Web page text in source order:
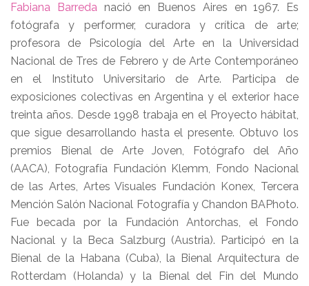
Fabiana Barredanació en Buenos Aires en 1967. Es
fotógrafa y performer, curadora y crítica de arte;
profesora de Psicología del Arte en la Universidad
Nacional de Tres de Febrero y de Arte Contemporáneo
en el Instituto Universitario de Arte. Participa de
exposiciones colectivas en Argentina y el exterior hace
treinta años. Desde 1998 trabaja en el Proyecto hábitat,
que sigue desarrollando hasta el presente. Obtuvo los
premios Bienal de Arte Joven, Fotógrafo del Año
(AACA), Fotografía Fundación Klemm, Fondo Nacional
de las Artes, Artes Visuales Fundación Konex, Tercera
Mención Salón Nacional Fotografía y Chandon BAPhoto.
Fue becada por la Fundación Antorchas, el Fondo
Nacional y la Beca Salzburg (Austria). Participó en la
Bienal de la Habana (Cuba), la Bienal Arquitectura de
Rotterdam (Holanda) y la Bienal del Fin del Mundo